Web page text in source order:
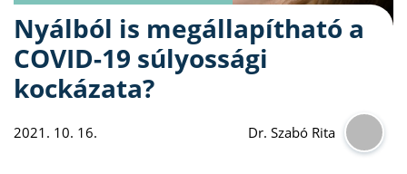
Nyálból is megállapítható a
COVID-19 súlyossági
kockázata?
2021. 10. 16. Dr. Szabó Rita